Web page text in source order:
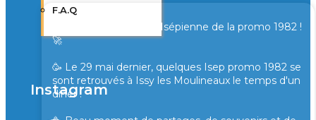
F.A.Q
🚀Nouvelle rencontre Isépienne de la promo 1982 !
🚀
🥳 Le 29 mai dernier, quelques Isep promo 1982 se
sont retrouvés à Issy les Moulineaux le temps d'un
diner !
Instagram